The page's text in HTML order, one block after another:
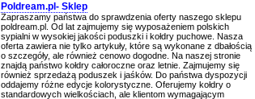
Poldream.pl- Sklep
Zapraszamy państwa do sprawdzenia oferty naszego sklepu
poldream.pl. Od lat zajmujemy się wyposażeniem polskich
sypialni w wysokiej jakości poduszki i kołdry puchowe. Nasza
oferta zawiera nie tylko artykuły, które są wykonane z dbałością
o szczegóły, ale również cenowo dogodne. Na naszej stronie
znajdą państwo kołdry całoroczne oraz letnie. Zajmujemy się
również sprzedażą poduszek i jaśków. Do państwa dyspozycji
oddajemy różne edycje kolorystyczne. Oferujemy kołdry o
standardowych wielkościach, ale klientom wymagającym